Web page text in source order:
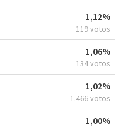
1,12%
119 votos
1,06%
134 votos
1,02%
1.466 votos
1,00%